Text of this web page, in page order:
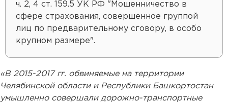
ч. 2, 4 ст. 159.5 УК РФ "Мошенничество в
сфере страхования, совершенное группой
лиц по предварительному сговору, в особо
крупном размере".
«В 2015-2017 гг. обвиняемые на территории
Челябинской области и Республики Башкортостан
умышленно совершали дорожно-транспортные